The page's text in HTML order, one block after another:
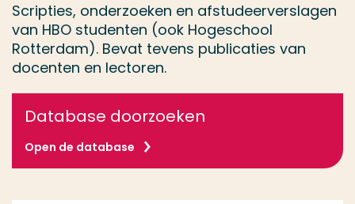
Scripties, onderzoeken en afstudeerverslagen
van HBO studenten (ook Hogeschool
Rotterdam). Bevat tevens publicaties van
docenten en lectoren.
Database doorzoeken
Open de database